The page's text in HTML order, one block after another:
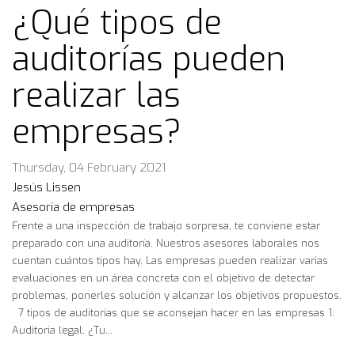
¿Qué tipos de
auditorías pueden
realizar las
empresas?
Thursday, 04 February 2021
Jesús Lissen
Asesoría de empresas
Frente a una inspección de trabajo sorpresa, te conviene estar
preparado con una auditoría. Nuestros asesores laborales nos
cuentan cuántos tipos hay. Las empresas pueden realizar varias
evaluaciones en un área concreta con el objetivo de detectar
problemas, ponerles solución y alcanzar los objetivos propuestos.
7 tipos de auditorías que se aconsejan hacer en las empresas 1.
Auditoria legal. ¿Tu...